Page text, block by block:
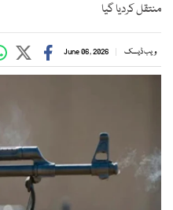
منتقل کردیا گیا
ویب ڈیسک June 06, 2026